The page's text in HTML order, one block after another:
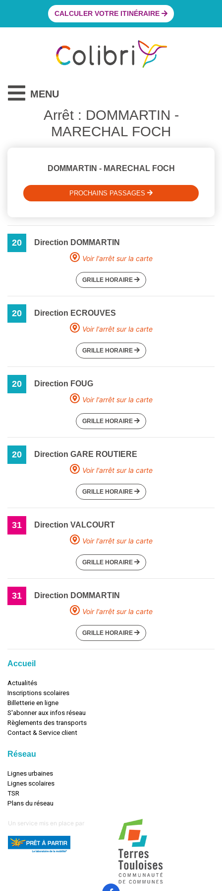
CALCULER VOTRE ITINÉRAIRE
MENU
Arrêt : DOMMARTIN -
MARECHAL FOCH
DOMMARTIN - MARECHAL FOCH
PROCHAINS PASSAGES
20
Direction DOMMARTIN
Voir l'arrêt sur la carte
GRILLE HORAIRE
20
Direction ECROUVES
Voir l'arrêt sur la carte
GRILLE HORAIRE
20
Direction FOUG
Voir l'arrêt sur la carte
GRILLE HORAIRE
20
Direction GARE ROUTIERE
Voir l'arrêt sur la carte
GRILLE HORAIRE
31
Direction VALCOURT
Voir l'arrêt sur la carte
GRILLE HORAIRE
31
Direction DOMMARTIN
Voir l'arrêt sur la carte
GRILLE HORAIRE
Accueil
Actualités
Inscriptions scolaires
Billetterie en ligne
S'abonner aux infos réseau
Règlements des transports
Contact & Service client
Réseau
Lignes urbaines
Lignes scolaires
TSR
Plans du réseau
Un service mis en place par